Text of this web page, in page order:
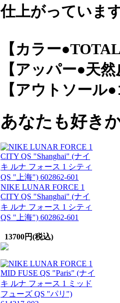
仕上がっていま
【カラー
【アッパー●天
【アウトソール
あなたも好き
NIKE LUNAR FORCE 1
CITY QS "Shanghai" (ナイ
キ ルナ フォース 1 シティ
QS "上海") 602862-601
13700円(税込)